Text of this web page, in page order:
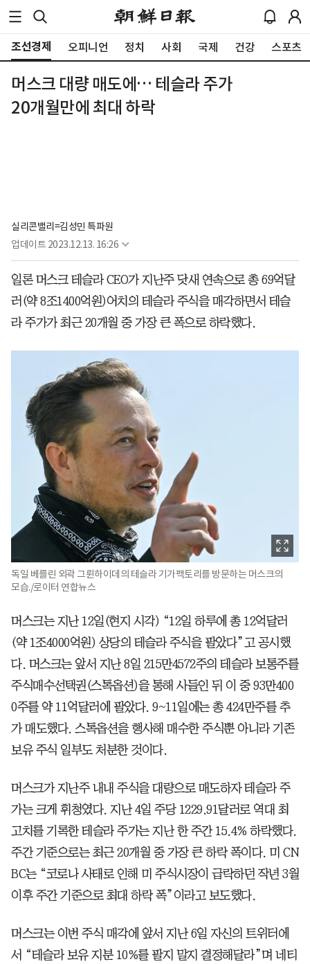
조선경제 오피니언 정치 사회 국제 건강 스포츠
머스크 대량 매도에… 테슬라 주가
20개월만에 최대 하락
실리콘밸리=김성민 특파원
업데이트 2023.12.13. 16:26
일론 머스크 테슬라 CEO가 지난주 닷새 연속으로 총 69억달
러(약 8조1400억원)어치의 테슬라 주식을 매각하면서 테슬
라 주가가 최근 20개월 중 가장 큰 폭으로 하락했다.
독일 베를린 외곽 그륀하이데의 테슬라 기가팩토리를 방문하는 머스크의
모습./로이터 연합뉴스
머스크는 지난 12일(현지 시각) “12일 하루에 총 12억달러
(약 1조4000억원) 상당의 테슬라 주식을 팔았다”고 공시했
다. 머스크는 앞서 지난 8일 215만4572주의 테슬라 보통주를
주식매수선택권(스톡옵션)을 통해 사들인 뒤 이 중 93만400
0주를 약 11억달러에 팔았다. 9~11일에는 총 424만주를 추
가 매도했다. 스톡옵션을 행사해 매수한 주식뿐 아니라 기존
보유 주식 일부도 처분한 것이다.
머스크가 지난주 내내 주식을 대량으로 매도하자 테슬라 주
가는 크게 휘청였다. 지난 4일 주당 1229.91달러로 역대 최
고치를 기록한 테슬라 주가는 지난 한 주간 15.4% 하락했다.
주간 기준으로는 최근 20개월 중 가장 큰 하락 폭이다. 미 CN
BC는 “코로나 사태로 인해 미 주식시장이 급락하던 작년 3월
이후 주간 기준으로 최대 하락 폭”이라고 보도했다.
머스크는 이번 주식 매각에 앞서 지난 6일 자신의 트위터에
서 “테슬라 보유 지분 10%를 팔지 말지 결정해달라”며 네티